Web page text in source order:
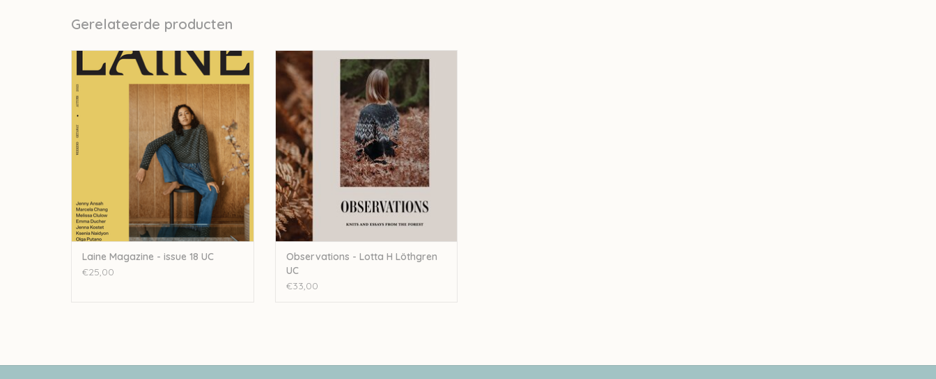
Gerelateerde producten
Laine Laine Magazine - issue 18 UC
TOEVOEGEN AAN WINKELWAGEN
Laine Magazine - issue 18 UC
€25,00
Laine Observations - Lotta H Löthgren UC
TOEVOEGEN AAN WINKELWAGEN
Observations - Lotta H Löthgren
UC
€33,00